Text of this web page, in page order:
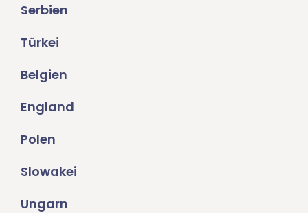
Serbien
Türkei
Belgien
England
Polen
Slowakei
Ungarn